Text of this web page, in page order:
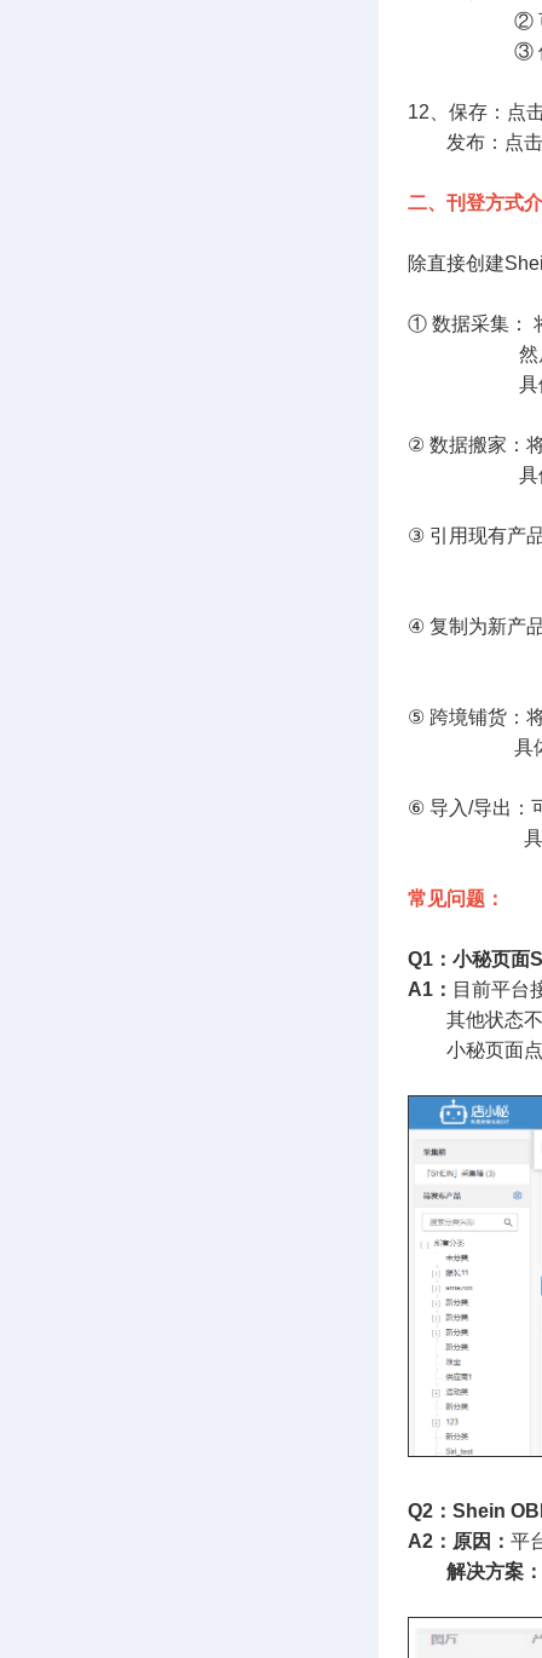
② 可上传3:4
③ 仅支持主
12、保存：点
发布：点击
二、刊登方式
除直接创建
① 数据采集：
然后认领到
具体流
② 数据搬家：
具体流
③ 引用现有产
④ 复制为新产
⑤ 跨境铺货：
具体流
⑥ 导入/导出：
具体流
常见问题：
Q1：小秘页面
A1： 目前平台
其他状态不
小秘页面点
Q2：Shein
A2：原因： 平
解决方案：